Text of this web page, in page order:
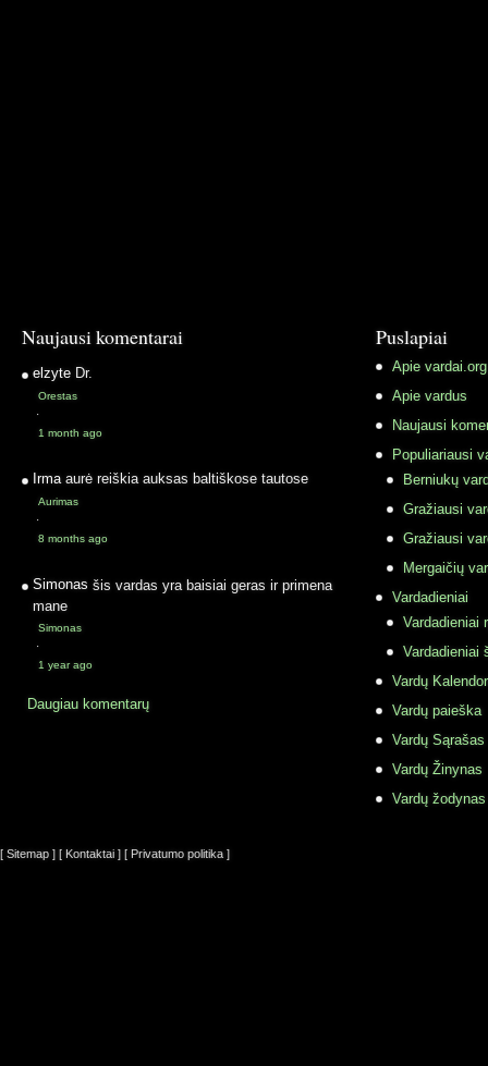
Naujausi komentarai
elzyte Dr.
Orestas
·
1 month ago
Irma aurė reiškia auksas baltiškose tautose
Aurimas
·
8 months ago
Simonas šis vardas yra baisiai geras ir primena
mane
Simonas
·
1 year ago
Daugiau komentarų
Puslapiai
Apie vardai.org
Apie vardus
Naujausi
Populiariausi
Berniukų
Gražiausi
Gražiausi
Mergaičių
Vardadieniai
Vardadieniai
Vardadieniai
Vardų
Vardų paieška
Vardų Sąrašas
Vardų Žinynas
Vardų
[ Sitemap ] [ Kontaktai ] [ Privatumo politika ]